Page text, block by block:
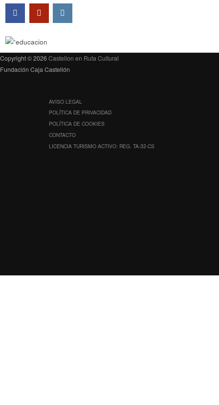
Copyright © 2026Castellon en Ruta Cultural
Fundación Caja Castellón
AVISO LEGAL
POLÍTICA DE PRIVACIDAD
POLÍTICA DE COOKIES
CONTACTO
LICENCIA TURISMO ACTIVO: REG. TA-32-CS